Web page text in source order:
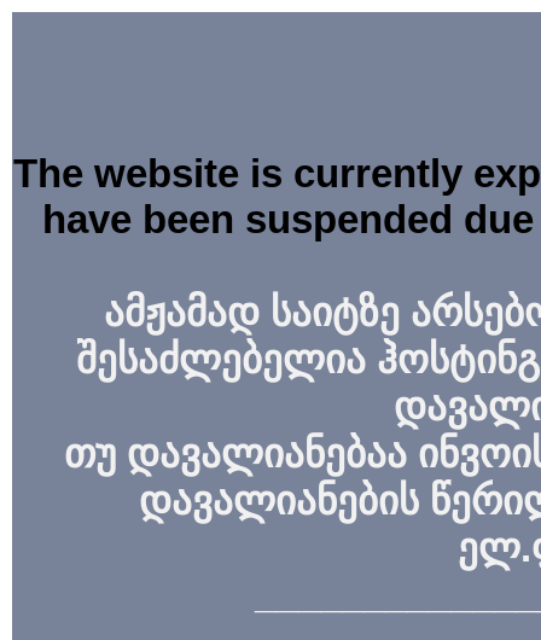
The website is currently
have been suspended
ამჟამად საიტზე
შესაძლებელია
თუ დავალიანებაა
დავალიანების